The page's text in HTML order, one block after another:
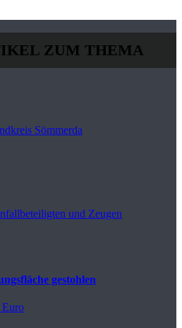
ZUM THEMA
Sömmerda
und Zeugen
gestohlen
Euro